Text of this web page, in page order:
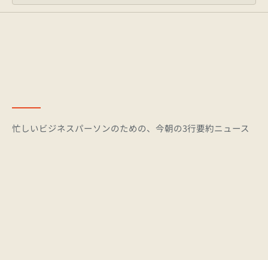
忙しいビジネスパーソンのための、今朝の3行要約ニュース